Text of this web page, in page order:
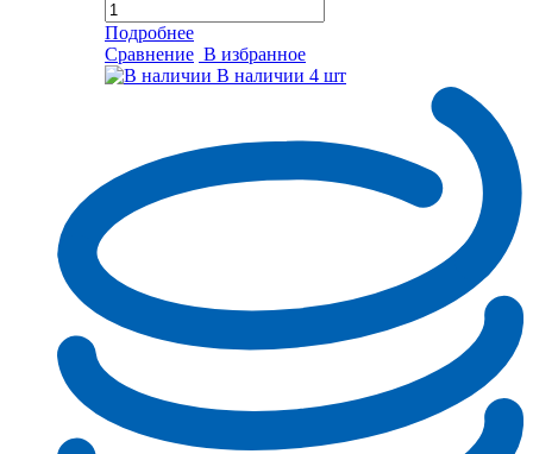
Подробнее
Сравнение В избранное
В наличии 4 шт